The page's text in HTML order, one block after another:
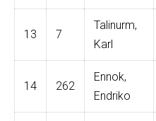
13 7
Talinurm,
Karl
14 262
Ennok,
Endriko